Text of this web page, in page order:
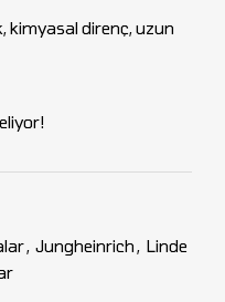
kimyasal direnç, uzun
, Jungheinrich, Linde